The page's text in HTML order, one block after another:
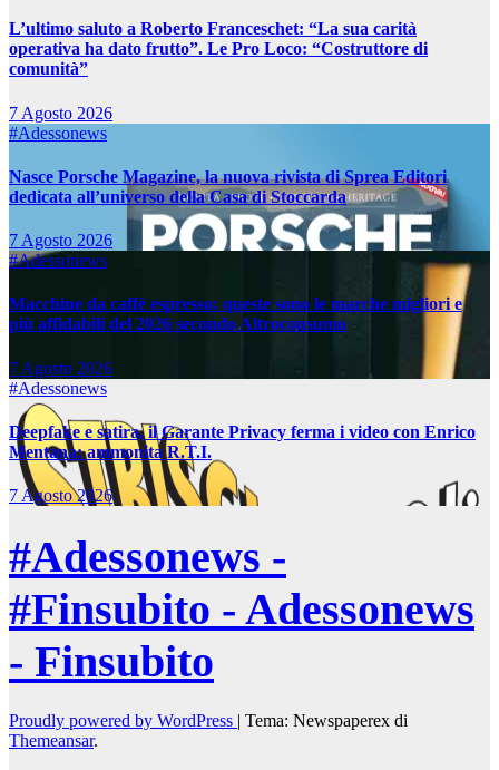
L’ultimo saluto a Roberto Franceschet: “La sua carità
operativa ha dato frutto”. Le Pro Loco: “Costruttore di
comunità”
7 Agosto 2026
#Adessonews
Nasce Porsche Magazine, la nuova rivista di Sprea Editori
dedicata all’universo della Casa di Stoccarda
7 Agosto 2026
#Adessonews
Macchine da caffè espresso: queste sono le marche migliori e
più affidabili del 2026 secondo Altroconsumo
7 Agosto 2026
#Adessonews
Deepfake e satira, il Garante Privacy ferma i video con Enrico
Mentana: ammonita R.T.I.
7 Agosto 2026
#Adessonews -
#Finsubito - Adessonews
- Finsubito
Proudly powered by WordPress | Tema: Newspaperex di
Themeansar.